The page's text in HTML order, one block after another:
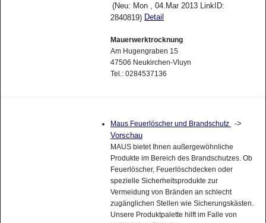
(Neu: Mon , 04.Mar 2013 LinkID:
2840819) Detail
Mauerwerktrocknung
Am Hugengraben 15
47506 Neukirchen-Vluyn
Tel.: 0284537136
Maus Feuerlöscher und Brandschutz
->
Vorschau
MAUS bietet Ihnen außergewöhnliche
Produkte im Bereich des Brandschutzes. Ob
Feuerlöscher, Feuerlöschdecken oder
spezielle Sicherheitsprodukte zur
Vermeidung von Bränden an schlecht
zugänglichen Stellen wie Sicherungskästen.
Unsere Produktpalette hilft im Falle von